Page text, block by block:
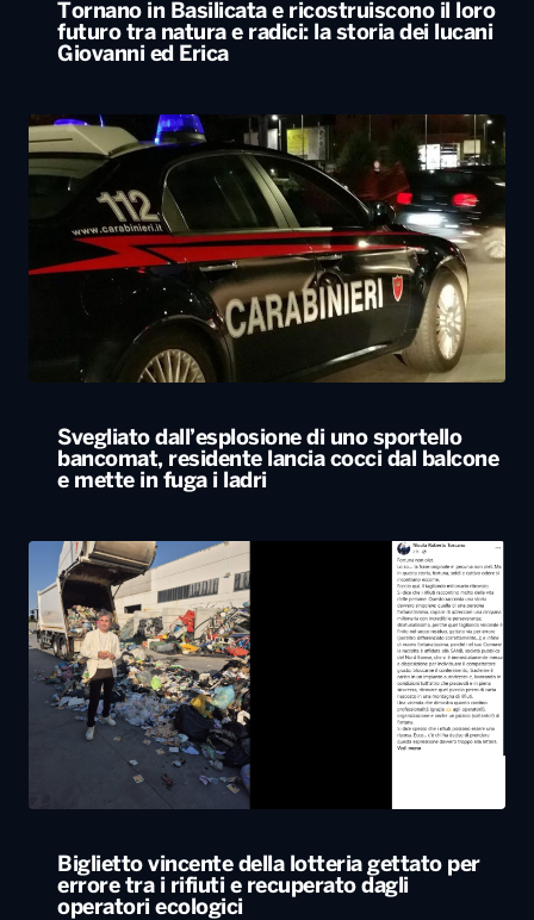
Tornano in Basilicata e ricostruiscono il loro
futuro tra natura e radici: la storia dei lucani
Giovanni ed Erica
Svegliato dall’esplosione di uno sportello
bancomat, residente lancia cocci dal balcone
e mette in fuga i ladri
Biglietto vincente della lotteria gettato per
errore tra i rifiuti e recuperato dagli
operatori ecologici